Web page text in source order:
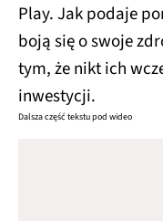
Play. Jak podaje
boją się o swoje
tym, że nikt ich
inwestycji.
Dalsza część tekstu pod wideo